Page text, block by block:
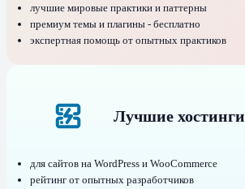
лучшие мировые практики и паттерны
премиум темы и плагины - бесплатно
экспертная помощь от опытных практиков
Лучшие хостинги
для сайтов на WordPress и WooCommerce
рейтинг от опытных разработчиков